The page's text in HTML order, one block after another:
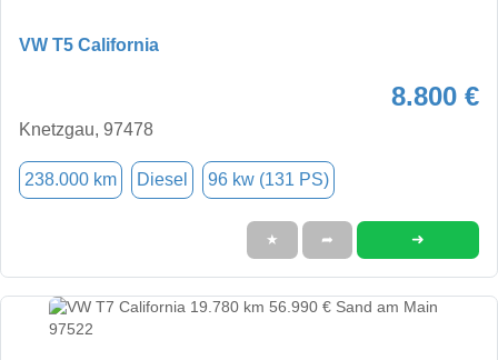
VW T5 California
8.800 €
Knetzgau, 97478
238.000 km Diesel 96 kw (131 PS)
★ ➦ ➜